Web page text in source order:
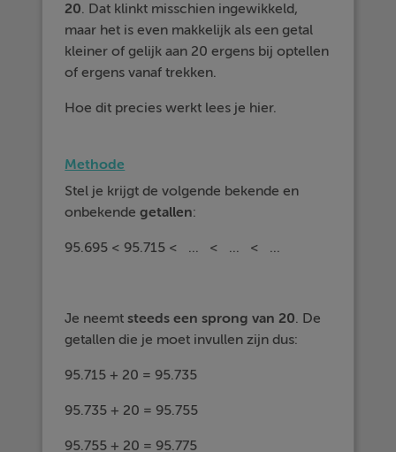
20. Dat klinkt misschien ingewikkeld,
maar het is even makkelijk als een getal
kleiner of gelijk aan 20 ergens bij optellen
of ergens vanaf trekken.
Hoe dit precies werkt lees je hier.
Methode
Stel je krijgt de volgende bekende en
onbekendegetallen:
95.695 < 95.715 < ... < ... < ...
Je neemtsteeds een sprong van 20. De
getallen die je moet invullen zijn dus:
95.715 + 20 = 95.735
95.735 + 20 = 95.755
95.755 + 20 = 95.775